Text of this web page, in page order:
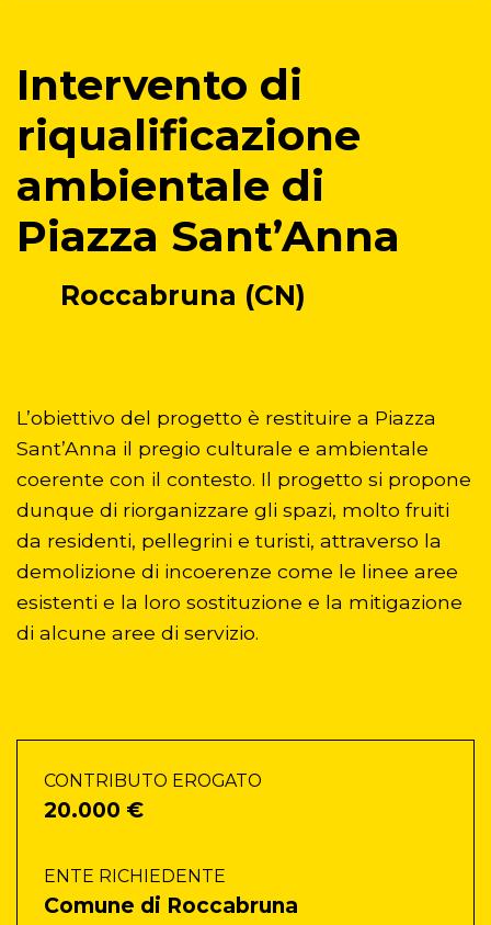
Intervento di
riqualificazione
ambientale di
Piazza Sant’Anna
Roccabruna (CN)
L’obiettivo del progetto è restituire a Piazza
Sant’Anna il pregio culturale e ambientale
coerente con il contesto. Il progetto si propone
dunque di riorganizzare gli spazi, molto fruiti
da residenti, pellegrini e turisti, attraverso la
demolizione di incoerenze come le linee aree
esistenti e la loro sostituzione e la mitigazione
di alcune aree di servizio.
CONTRIBUTO EROGATO
20.000 €
ENTE RICHIEDENTE
Comune di Roccabruna